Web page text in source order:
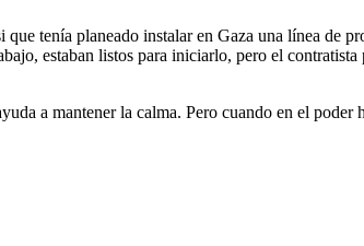
tenía planeado instalar en Gaza una línea de
estaban listos para iniciarlo, pero el
a mantener la calma. Pero cuando en el